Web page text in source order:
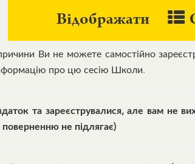
Ви не можете самостійно
про цю сесію Школи.
та зареєструвалися, але вам не
не підлягає)